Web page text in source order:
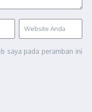
saya pada peramban ini